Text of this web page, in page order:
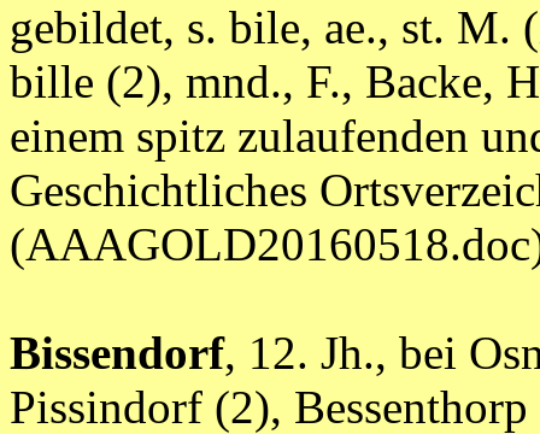
gebildet, s. bile, ae., st. M.
bille (2), mnd., F., Backe,
einem spitz zulaufenden
Geschichtliches
Bissendorf, 12. Jh., bei
Pissindorf (2),